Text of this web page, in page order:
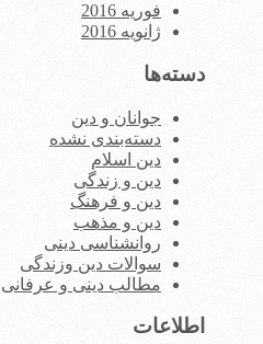
فوریه 2016
ژانویه 2016
دسته‌ها
جوانان و دین
دسته‌بندی نشده
دین اسلام
دین و زندگی
دین و فرهنگ
دین و مذهب
روانشناسی دینی
سوالات دین وزندگی
مطالب دینی و عرفانی
اطلاعات